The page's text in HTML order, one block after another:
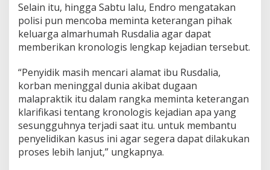
Selain itu, hingga Sabtu lalu, Endro mengatakan
polisi pun mencoba meminta keterangan pihak
keluarga almarhumah Rusdalia agar dapat
memberikan kronologis lengkap kejadian tersebut.
“Penyidik masih mencari alamat ibu Rusdalia,
korban meninggal dunia akibat dugaan
malapraktik itu dalam rangka meminta keterangan
klarifikasi tentang kronologis kejadian apa yang
sesungguhnya terjadi saat itu. untuk membantu
penyelidikan kasus ini agar segera dapat dilakukan
proses lebih lanjut,” ungkapnya.